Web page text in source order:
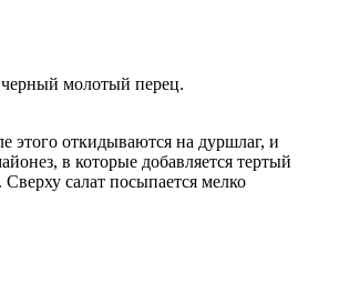
черный молотый перец.
этого откидываются на дуршлаг, и
в которые добавляется тертый
салат посыпается мелко